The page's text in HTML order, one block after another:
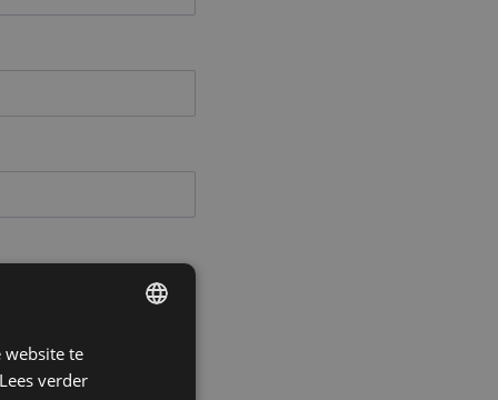
website te
Lees verder